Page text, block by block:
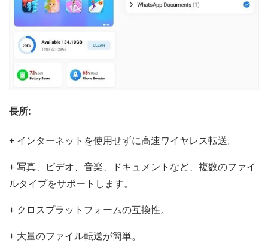
長所:
+ インターネットを使用せずに高速ワイヤレス転送。
+ 写真、ビデオ、音楽、ドキュメントなど、複数のファイ
ルタイプをサポートします。
+ クロスプラットフォームの互換性。
+ 大量のファイル転送が簡単。